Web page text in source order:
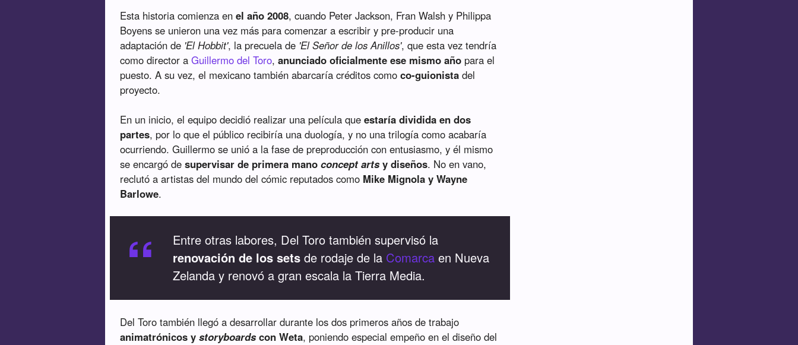
Esta historia comienza enel año 2008, cuando Peter Jackson, Fran Walsh y Philippa
Boyens se unieron una vez más para comenzar a escribir y pre-producir una
adaptación de 'El Hobbit', la precuela de 'El Señor de los Anillos', que esta vez tendría
como director aGuillermo del Toro,anunciado oficialmente ese mismo año para el
puesto. A su vez, el mexicano también abarcaría créditos comoco-guionista del
proyecto.
En un inicio, el equipo decidió realizar una película queestaría dividida en dos
partes, por lo que el público recibiría una duología, y no una trilogía como acabaría
ocurriendo. Guillermo se unió a la fase de preproducción con entusiasmo, y él mismo
se encargó desupervisar de primera manoconcept artsy diseños. No en vano,
reclutó a artistas del mundo del cómic reputados como Mike Mignola y Wayne
Barlowe.
“
Entre otras labores, Del Toro también supervisó la
renovación de los setsde rodaje de la Comarcaen Nueva
Zelanda y renovó a gran escala la Tierra Media.
Del Toro también llegó a desarrollar durante los dos primeros años de trabajo
animatrónicos ystoryboardscon Weta, poniendo especial empeño en el diseño del